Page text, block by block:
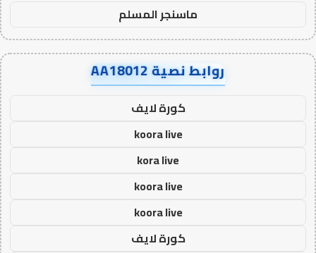
ماسنجر المسلم
روابط نصية AA18012
كورة لايف
koora live
kora live
koora live
koora live
كورة لايف